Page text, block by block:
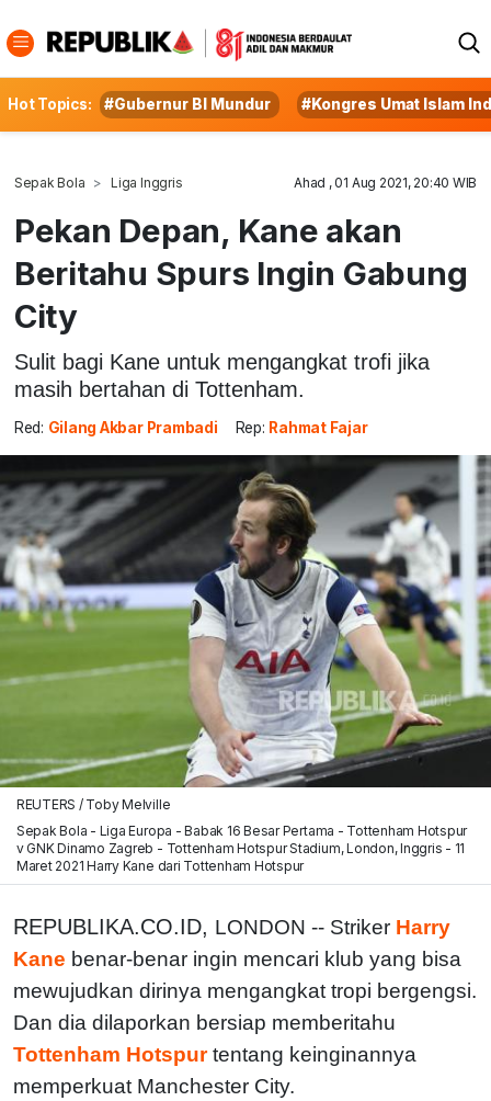
Hot Topics: #Gubernur BI Mundur #Kongres Umat Islam
Sepak Bola Liga Inggris Ahad , 01 Aug 2021, 20:40 WIB
Pekan Depan, Kane akan
Beritahu Spurs Ingin Gabung
City
Sulit bagi Kane untuk mengangkat trofi jika
masih bertahan di Tottenham.
Red: Gilang Akbar Prambadi Rep: Rahmat Fajar
REUTERS / Toby Melville
Sepak Bola - Liga Europa - Babak 16 Besar Pertama - Tottenham Hotspur
v GNK Dinamo Zagreb - Tottenham Hotspur Stadium, London, Inggris - 11
Maret 2021 Harry Kane dari Tottenham Hotspur
REPUBLIKA.CO.ID, LONDON -- Striker Harry
Kane benar-benar ingin mencari klub yang bisa
mewujudkan dirinya mengangkat tropi bergengsi.
Dan dia dilaporkan bersiap memberitahu
Tottenham Hotspurtentang keinginannya
memperkuat Manchester City.